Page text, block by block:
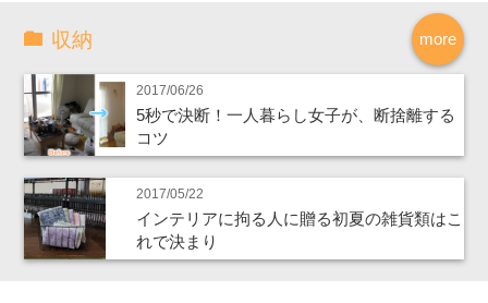
more
収納
2017/06/26
5秒で決断！一人暮らし女子が、断捨離する
コツ
2017/05/22
インテリアに拘る人に贈る初夏の雑貨類はこ
れで決まり